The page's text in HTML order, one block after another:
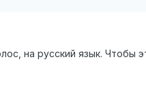
на русский язык. Чтобы